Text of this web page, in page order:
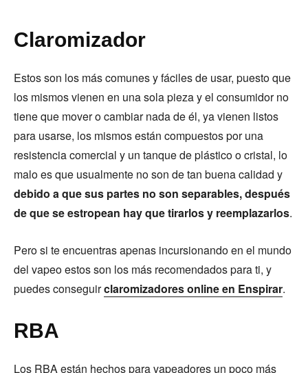
Claromizador
Estos son los más comunes y fáciles de usar, puesto que
los mismos vienen en una sola pieza y el consumidor no
tiene que mover o cambiar nada de él, ya vienen listos
para usarse, los mismos están compuestos por una
resistencia comercial y un tanque de plástico o cristal, lo
malo es que usualmente no son de tan buena calidad y
debido a que sus partes no son separables, después
de que se estropean hay que tirarlos y reemplazarlos.
Pero si te encuentras apenas incursionando en el mundo
del vapeo estos son los más recomendados para ti, y
puedes conseguirclaromizadores online en Enspirar.
RBA
Los RBA están hechos para vapeadores un poco más